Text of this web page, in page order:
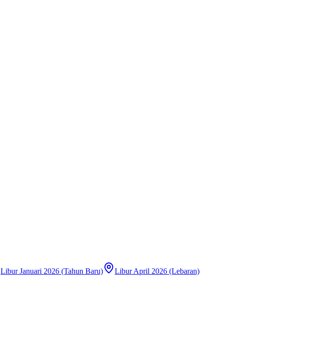
Libur Januari 2026 (Tahun Baru)
Libur April 2026 (Lebaran)